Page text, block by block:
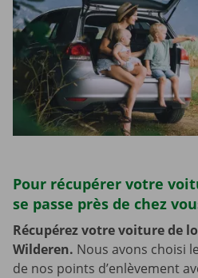
Pour récupérer votre
se passe près de chez
Récupérez votre voiture de
Wilderen. Nous avons choisi
de nos points d’enlèvement